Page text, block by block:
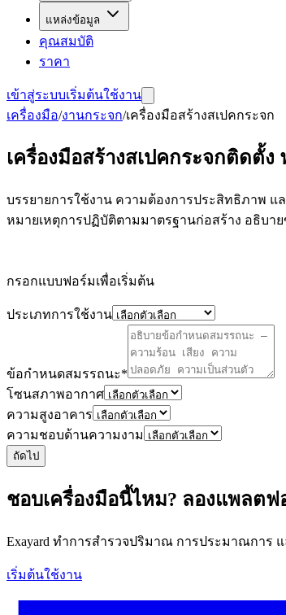
แหล่งข้อมูล
คุณสมบัติ
ราคา
เข้าสู่ระบบเริ่มต้นใช้งาน
เครื่องมือ/งานกระจก/เครื่องมือสร้างสเปคกระจก
เครื่องมือสร้างสเปคกระจกติดตั้ง
บรรยายการใช้งาน ความต้องการประสิทธิภาพ
หมายเหตุการปฏิบัติตามมาตรฐานก่อสร้าง อธิบา
กรอกแบบฟอร์มเพื่อเริ่มต้น
ประเภทการใช้งาน
ข้อกำหนดสมรรถนะ*
โซนสภาพอากาศ
ความสูงอาคาร
ความชอบด้านความงาม
ถัดไป
ชอบเครื่องมือนี้ไหม? ลองแพลตฟ
Exayard ทำการสำรวจปริมาณ การประมาณการ
เริ่มต้นใช้งาน